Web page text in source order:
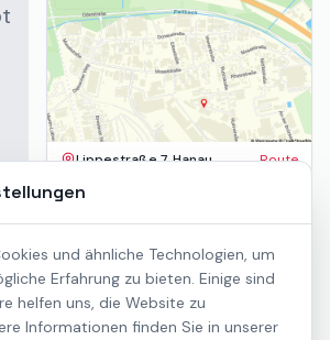
und ähnliche Technologien, um
Erfahrung zu bieten. Einige sind
helfen uns, die Website zu
Informationen finden Sie in unserer
Lippestraße 7, Hanau Route
Impressum
Barrierefreiheit
Kontakt
Mietbedingungen
Cookie-Einstellungen